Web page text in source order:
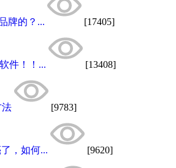
牌的？... [17405]
件！！... [13408]
法 [9783]
，如何... [9620]